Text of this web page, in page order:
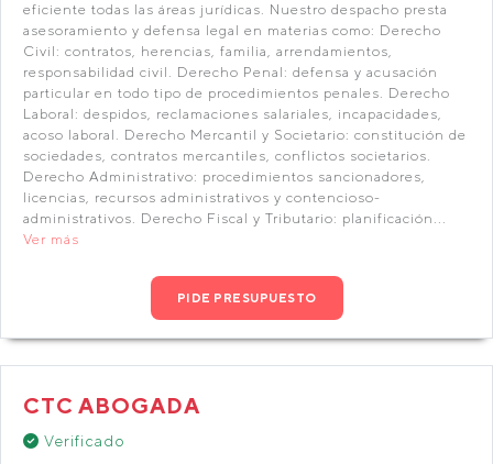
eficiente todas las áreas jurídicas. Nuestro despacho presta
asesoramiento y defensa legal en materias como: Derecho
Civil: contratos, herencias, familia, arrendamientos,
responsabilidad civil. Derecho Penal: defensa y acusación
particular en todo tipo de procedimientos penales. Derecho
Laboral: despidos, reclamaciones salariales, incapacidades,
acoso laboral. Derecho Mercantil y Societario: constitución de
sociedades, contratos mercantiles, conflictos societarios.
Derecho Administrativo: procedimientos sancionadores,
licencias, recursos administrativos y contencioso-
administrativos. Derecho Fiscal y Tributario: planificación...
Ver más
PIDE PRESUPUESTO
CTC ABOGADA
Verificado